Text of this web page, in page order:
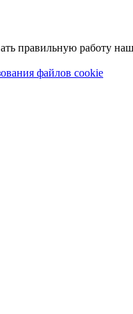
правильную работу
файлов cookie